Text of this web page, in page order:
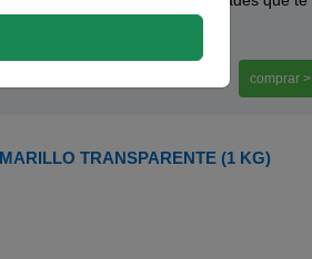
REAL.
comprar >
TRANSPARENTE (1 KG)